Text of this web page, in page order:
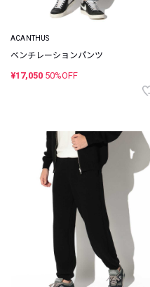
ACANTHUS
ベンチレーションパンツ
¥17,050 50%OFF